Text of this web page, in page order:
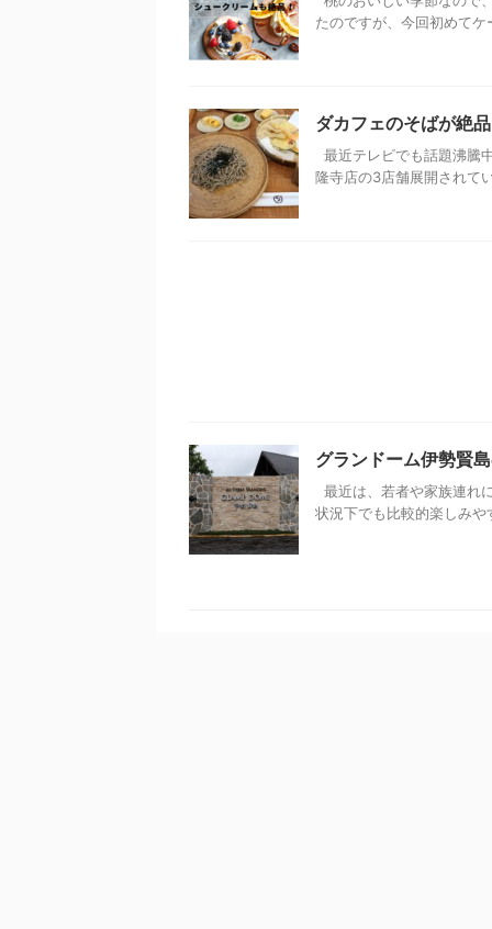
たのですが、今回初めて
ダカフェのそばが絶
最近テレビでも話題沸騰
隆寺店の3店舗展開されて
グランドーム伊勢賢
最近は、若者や家族連れ
状況下でも比較的楽しみ